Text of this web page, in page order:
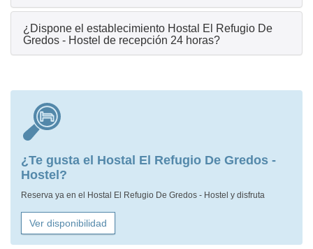
¿Dispone el establecimiento Hostal El Refugio De
Gredos - Hostel de recepción 24 horas?
¿Te gusta el Hostal El Refugio De Gredos -
Hostel?
Reserva ya en el Hostal El Refugio De Gredos - Hostel y disfruta
Ver disponibilidad